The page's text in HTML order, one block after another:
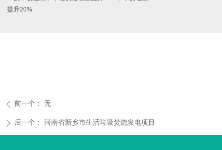
ꄲ 后一个： 河南省新乡市生活垃圾焚烧发电项目
ꄴ 前一个： 无
提升20%